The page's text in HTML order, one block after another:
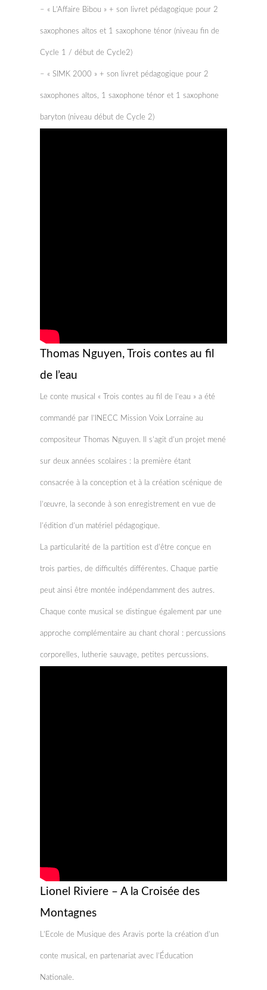
– « L’Affaire Bibou » + son livret pédagogique pour 2
saxophones altos et 1 saxophone ténor (niveau fin de
Cycle 1 / début de Cycle2)
– « SIMK 2000 » + son livret pédagogique pour 2
saxophones altos, 1 saxophone ténor et 1 saxophone
baryton (niveau début de Cycle 2)
Thomas Nguyen, Trois contes au fil
de l’eau
Le conte musical « Trois contes au fil de l’eau » a été
commandé par l’INECC Mission Voix Lorraine au
compositeur Thomas Nguyen. Il s’agit d’un projet mené
sur deux années scolaires : la première étant
consacrée à la conception et à la création scénique de
l’œuvre, la seconde à son enregistrement en vue de
l’édition d’un matériel pédagogique.
La particularité de la partition est d’être conçue en
trois parties, de difficultés différentes. Chaque partie
peut ainsi être montée indépendamment des autres.
Chaque conte musical se distingue également par une
approche complémentaire au chant choral : percussions
corporelles, lutherie sauvage, petites percussions.
Lionel Riviere – A la Croisée des
Montagnes
L’Ecole de Musique des Aravis porte la création d’un
conte musical, en partenariat avec l’Éducation
Nationale.